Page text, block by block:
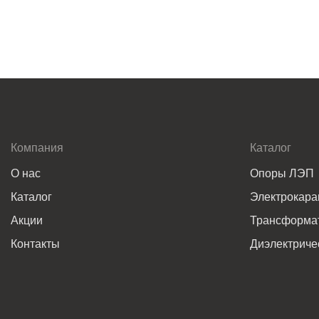
Компания
О нас
Каталог
Акции
Контакты
Каталог
Опоры ЛЭП